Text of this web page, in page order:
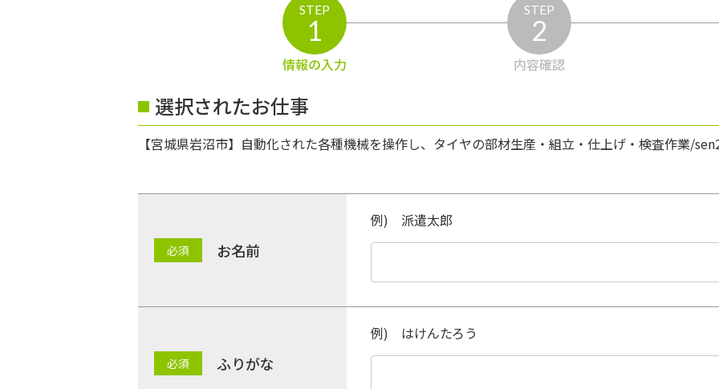
STEP
1
情報の入力
STEP
2
内容確認
選択されたお仕事
【宮城県岩沼市】自動化された各種機械を操作し、タイヤの部材生産・組立・仕上げ・検査作業/
お名前
例) 派遣太郎
ふりがな
例) はけんたろう